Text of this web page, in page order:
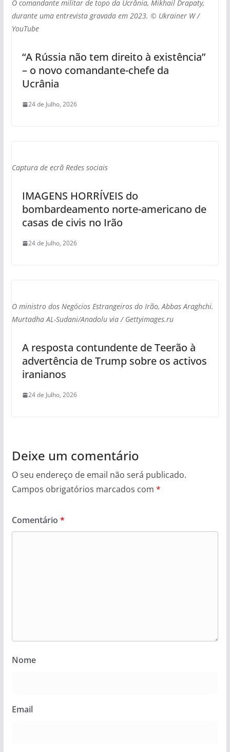
O comandante militar de topo da Ucrânia, Mikhail Drapaty,
durante uma entrevista gravada em 2023. © Ukrainer W /
YouTube
“A Rússia não tem direito à existência”
– o novo comandante-chefe da
Ucrânia
24 de Julho, 2026
Captura de ecrã Redes sociais
IMAGENS HORRÍVEIS do
bombardeamento norte-americano de
casas de civis no Irão
24 de Julho, 2026
O ministro dos Negócios Estrangeiros do Irão, Abbas Araghchi.
Murtadha AL-Sudani/Anadolu via / Gettyimages.ru
A resposta contundente de Teerão à
advertência de Trump sobre os activos
iranianos
24 de Julho, 2026
Deixe um comentário
O seu endereço de email não será publicado.
Campos obrigatórios marcados com *
Comentário *
Nome
Email